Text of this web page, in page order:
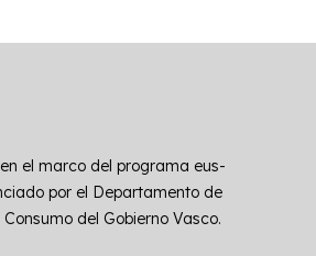
el marco del programa eus-
por el Departamento de
del Gobierno Vasco.